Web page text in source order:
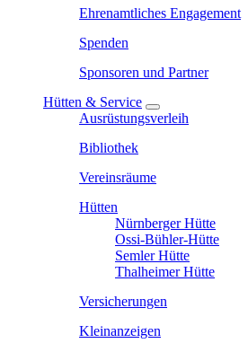
Ehrenamtliches Engagement
Spenden
Sponsoren und Partner
Hütten & Service
Ausrüstungsverleih
Bibliothek
Vereinsräume
Hütten
Nürnberger Hütte
Ossi-Bühler-Hütte
Semler Hütte
Thalheimer Hütte
Versicherungen
Kleinanzeigen